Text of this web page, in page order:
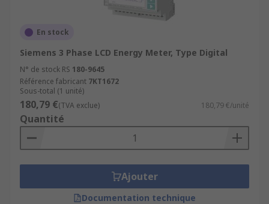
En stock
Siemens 3 Phase LCD Energy Meter, Type Digital
N° de stock RS 180-9645
Référence fabricant 7KT1672
Sous-total (1 unité)
180,79 €(TVA exclue) 180,79 €/unité
Quantité
Ajouter
Documentation technique